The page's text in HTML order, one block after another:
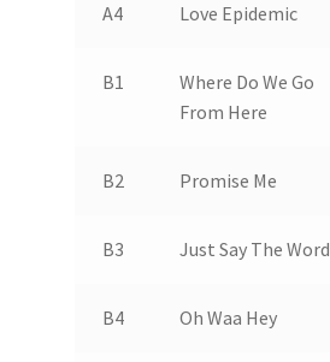
A4 Love Epidemic
B1
Where Do We Go
From Here
B2 Promise Me
B3 Just Say The Word
B4 Oh Waa Hey